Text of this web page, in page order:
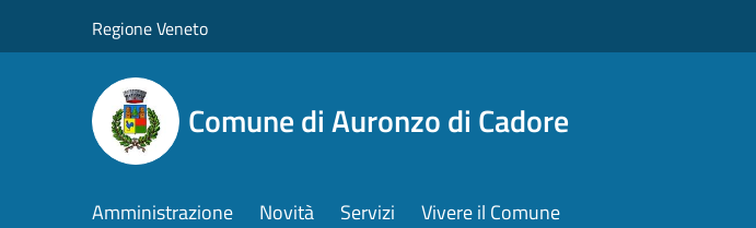
Regione Veneto
Comune di Auronzo di Cadore
Amministrazione Novità Servizi Vivere il Comune